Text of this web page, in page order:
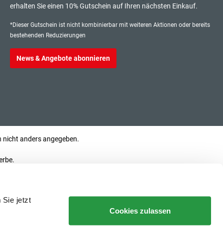
Sie jetzt
Cookies zulassen
erhalten Sie einen 10% Gutschein auf Ihren nächsten Einkauf.
*Dieser Gutschein ist nicht kombinierbar mit weiteren Aktionen oder bereits
bestehenden Reduzierungen
News & Angebote abonnieren
anders angegeben.